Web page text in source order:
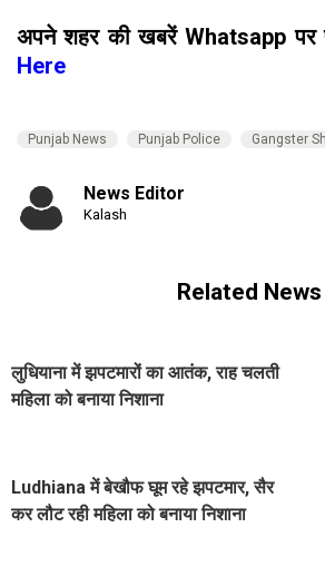
अपने शहर की खबरें Whatsapp पर
Here
Punjab News Punjab Police Gangster
News Editor
Kalash
Related News
लुधियाना में झपटमारों का आतंक, राह चलती
महिला को बनाया निशाना
Ludhiana में बेखौफ घूम रहे झपटमार, सैर
कर लौट रही महिला को बनाया निशाना